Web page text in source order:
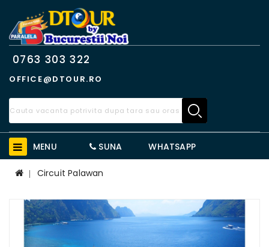
0763 303 322
OFFICE@DTOUR.RO
MENU SUNA WHATSAPP
Circuit Palawan